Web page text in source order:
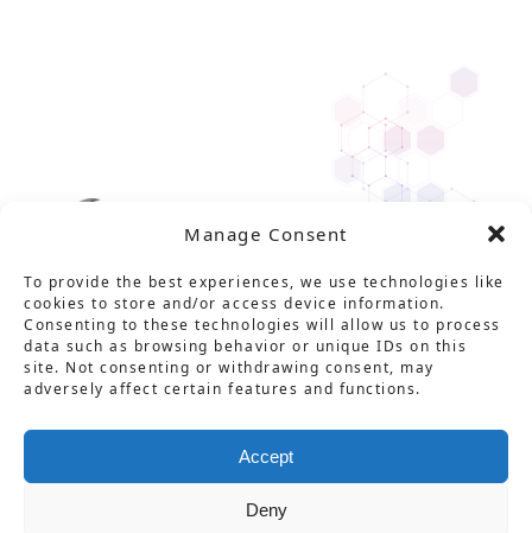
Manage Consent
To provide the best experiences, we use technologies like
cookies to store and/or access device information.
Consenting to these technologies will allow us to process
data such as browsing behavior or unique IDs on this
site. Not consenting or withdrawing consent, may
adversely affect certain features and functions.
Accept
Deny
SolutionService Product NewsAbout UsCareer
用語集プライバシーポリシー
情報セキュリティ基本方針特定商取引法に基づく表記